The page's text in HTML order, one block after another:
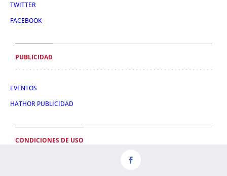
TWITTER
FACEBOOK
PUBLICIDAD
EVENTOS
HATHOR PUBLICIDAD
CONDICIONES DE USO